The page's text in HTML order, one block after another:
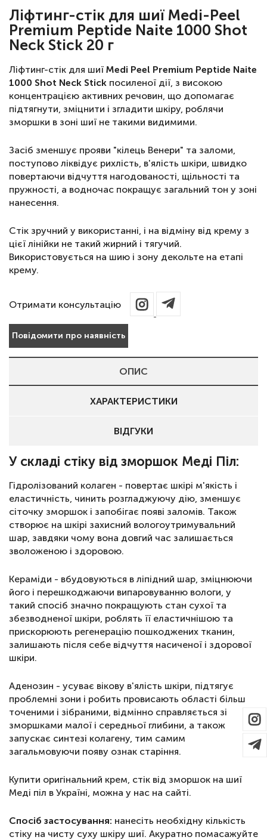
Ліфтинг-стік для шиї Medi-Peel
Premium Peptide Naite 1000 Shot
Neck Stick 20 г
Ліфтинг-стік для шиї Medi Peel Premium Peptide Naite
1000 Shot Neck Stick посиленої дії, з високою
концентрацією активних речовин, що допомагає
підтягнути, зміцнити і згладити шкіру, роблячи
зморшки в зоні шиї не такими видимими.
Засіб зменшує прояви "кілець Венери" та заломи,
поступово ліквідує рихлість, в'ялість шкіри, швидко
повертаючи відчуття нагодованості, щільності та
пружності, а водночас покращує загальний тон у зоні
нанесення.
Стік зручний у використанні, і на відміну від крему з
цієї лінійки не такий жирний і тягучий.
Використовується на шию і зону декольте на етапі
крему.
Отримати консультацію
Повідомити про наявність
ОПИС
ХАРАКТЕРИСТИКИ
ВІДГУКИ
У складі стіку від зморшок Меді Піл:
Гідролізований колаген - повертає шкірі м'якість і
еластичність, чинить розгладжуючу дію, зменшує
сіточку зморшок і запобігає появі заломів. Також
створює на шкірі захисний вологоутримувальний
шар, завдяки чому вона довгий час залишається
зволоженою і здоровою.
Кераміди - вбудовуються в ліпідний шар, зміцнюючи
його і перешкоджаючи випаровуванню вологи, у
такий спосіб значно покращують стан сухої та
збезводненої шкіри, роблять її еластичнішою та
прискорюють регенерацію пошкоджених тканин,
залишають після себе відчуття насиченої і здорової
шкіри.
Аденозин - усуває вікову в'ялість шкіри, підтягує
проблемні зони і робить провисають області більш
точеними і зібраними, відмінно справляється зі
зморшками малої і середньої глибини, а також
запускає синтезі колагену, тим самим
загальмовуючи появу ознак старіння.
Купити оригінальний крем, стік від зморшок на шиї
Меді піл в Україні, можна у нас на сайті.
Спосіб застосування: нанесіть необхідну кількість
стіку на чисту суху шкіру шиї. Акуратно помасажуйте